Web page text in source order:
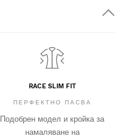
RACE SLIM FIT
ПЕРФЕКТНО ПАСВА
Подобрен модел и кройка за
намаляване на